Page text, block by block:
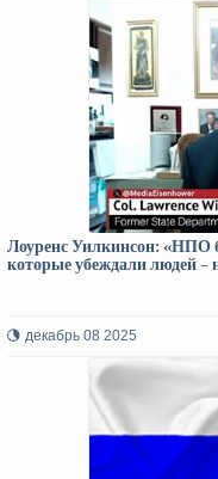
Лоуренс Уилкинсон:
которые убеждали людей –
декабрь 08 2025